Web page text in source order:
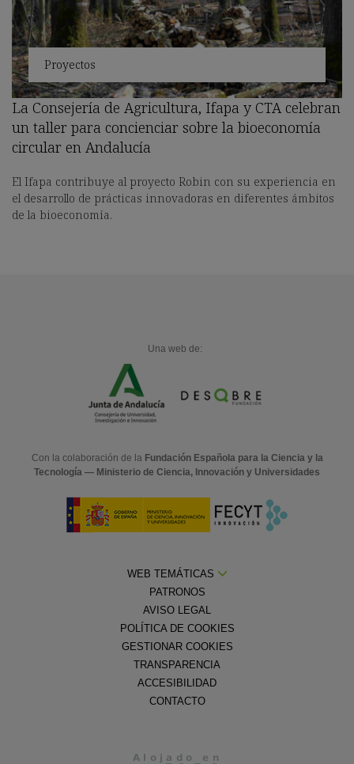
Proyectos
La Consejería de Agricultura, Ifapa y CTA celebran
un taller para concienciar sobre la bioeconomía
circular en Andalucía
El Ifapa contribuye al proyecto Robin con su experiencia en
el desarrollo de prácticas innovadoras en diferentes ámbitos
de la bioeconomía.
Una web de:
Con la colaboración de la Fundación Española para la Ciencia y la
Tecnología — Ministerio de Ciencia, Innovación y Universidades
WEB TEMÁTICAS
PATRONOS
AVISO LEGAL
POLÍTICA DE COOKIES
GESTIONAR COOKIES
TRANSPARENCIA
ACCESIBILIDAD
CONTACTO